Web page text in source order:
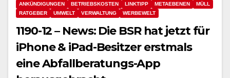
ANKÜNDIGUNGEN BETRIEBSKOSTEN LINKTIPP METAEBENEN
MÜLL
RATGEBER
UMWELT VERWALTUNG WERBEWELT
1190-12 – News: Die BSR hat jetzt für
iPhone & iPad-Besitzer erstmals
eine Abfallberatungs-App